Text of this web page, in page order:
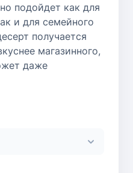
подойдет как для
и для семейного
получается
магазинного,
даже